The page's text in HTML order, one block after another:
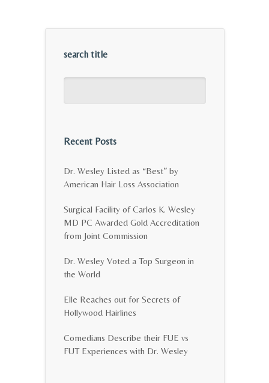
search title
Recent Posts
Dr. Wesley Listed as “Best” by
American Hair Loss Association
Surgical Facility of Carlos K. Wesley
MD PC Awarded Gold Accreditation
from Joint Commission
Dr. Wesley Voted a Top Surgeon in
the World
Elle Reaches out for Secrets of
Hollywood Hairlines
Comedians Describe their FUE vs
FUT Experiences with Dr. Wesley